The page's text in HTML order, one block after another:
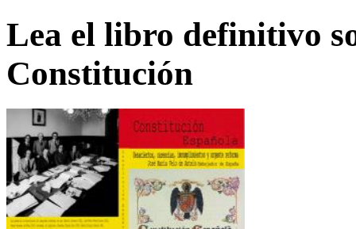
Lea el libro definitivo
Constitución